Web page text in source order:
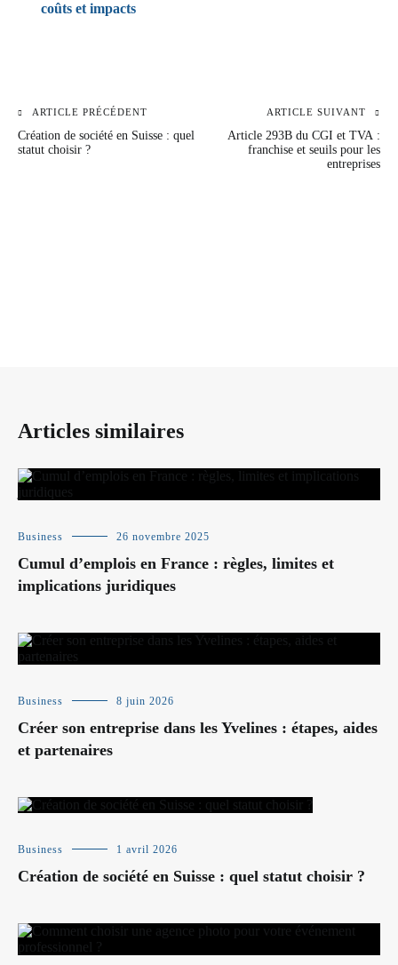
coûts et impacts
Navigation
de
ARTICLE PRÉCÉDENT
Création de société en Suisse : quel
statut choisir ?
ARTICLE SUIVANT
Article 293B du CGI et TVA :
franchise et seuils pour les
entreprises
Articles similaires
Business 26 novembre 2025
Cumul d’emplois en France : règles, limites et
implications juridiques
Business 8 juin 2026
Créer son entreprise dans les Yvelines : étapes, aides
et partenaires
Business 1 avril 2026
Création de société en Suisse : quel statut choisir ?